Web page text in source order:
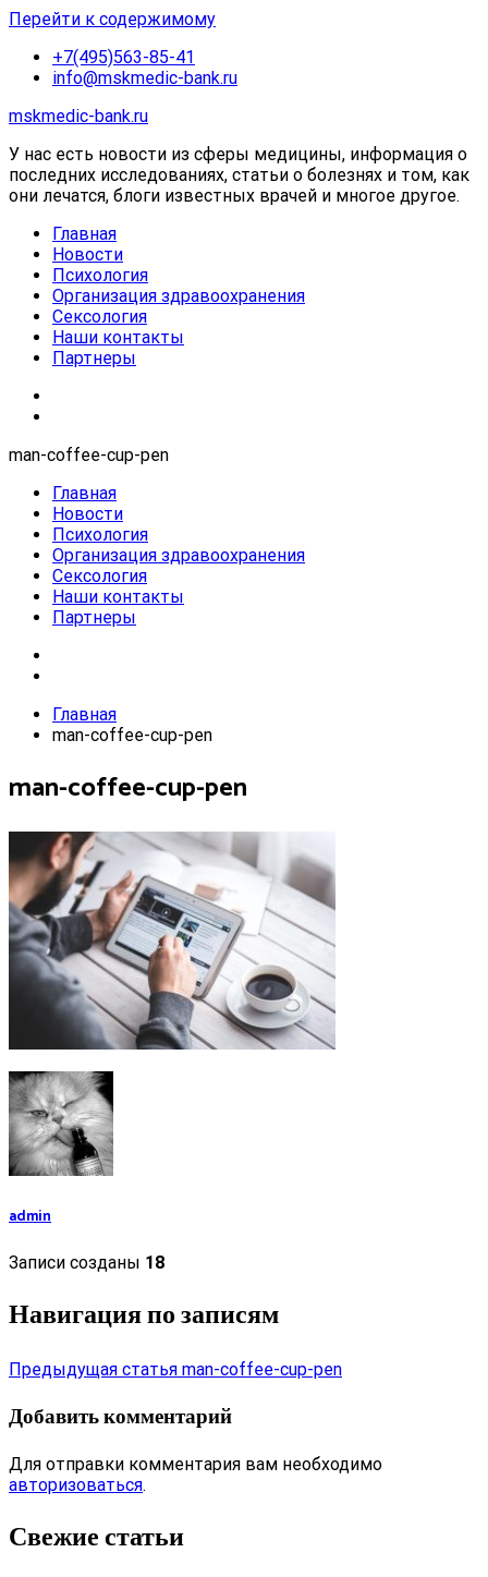
Перейти к содержимому
+7(495)563-85-41
info@mskmedic-bank.ru
mskmedic-bank.ru
У нас есть новости из сферы медицины, информация о
последних исследованиях, статьи о болезнях и том, как
они лечатся, блоги известных врачей и многое другое.
Главная
Новости
Психология
Организация здравоохранения
Сексология
Наши контакты
Партнеры
man-coffee-cup-pen
Главная
Новости
Психология
Организация здравоохранения
Сексология
Наши контакты
Партнеры
Главная
man-coffee-cup-pen
man-coffee-cup-pen
admin
Записи созданы 18
Навигация по записям
Предыдущая статья man-coffee-cup-pen
Добавить комментарий
Для отправки комментария вам необходимо
авторизоваться.
Свежие статьи